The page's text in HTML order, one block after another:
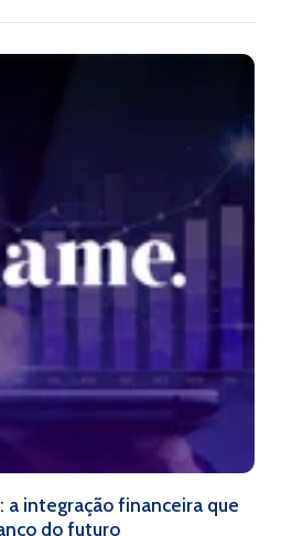
a integração financeira que
do futuro